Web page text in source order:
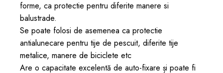
forme, ca protectie pentru diferite manere si
balustrade.
Se poate folosi de asemenea ca protectie
antialunecare pentru tije de pescuit, diferite tije
metalice, manere de biciclete etc
Are o capacitate excelentă de auto-fixare și poate fi